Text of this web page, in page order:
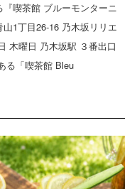
喫茶館 ブルーモンターニ
1丁目26-16 乃木坂リリエ
木曜日 乃木坂駅 ３番出口
る「喫茶館 Bleu